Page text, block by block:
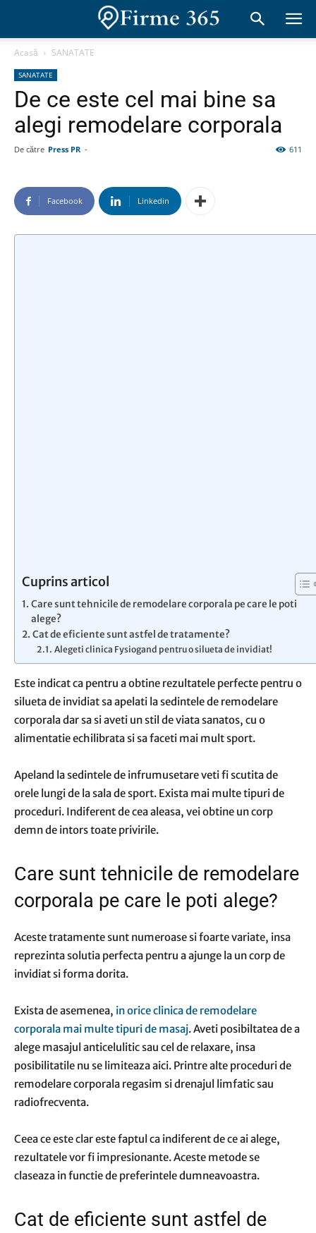
Acasă SANATATE
SANATATE
De ce este cel mai bine sa
alegi remodelare corporala
De către Press PR - 611
Facebook Linkedin
Cuprins articol
Care sunt tehnicile de remodelare corporala pe care le poti
alege?
Cat de eficiente sunt astfel de tratamente?
Alegeti clinica Fysiogand pentru o silueta de invidiat!
Este indicat ca pentru a obtine rezultatele perfecte pentru o
silueta de invidiat sa apelati la sedintele de remodelare
corporala dar sa si aveti un stil de viata sanatos, cu o
alimentatie echilibrata si sa faceti mai mult sport.
Apeland la sedintele de infrumusetare veti fi scutita de
orele lungi de la sala de sport. Exista mai multe tipuri de
proceduri. Indiferent de cea aleasa, vei obtine un corp
demn de intors toate privirile.
Care sunt tehnicile de remodelare
corporala pe care le poti alege?
Aceste tratamente sunt numeroase si foarte variate, insa
reprezinta solutia perfecta pentru a ajunge la un corp de
invidiat si forma dorita.
Exista de asemenea, in orice clinica de remodelare
corporala mai multe tipuri de masaj. Aveti posibiltatea de a
alege masajul anticelulitic sau cel de relaxare, insa
posibilitatile nu se limiteaza aici. Printre alte proceduri de
remodelare corporala regasim si drenajul limfatic sau
radiofrecventa.
Ceea ce este clar este faptul ca indiferent de ce ai alege,
rezultatele vor fi impresionante. Aceste metode se
claseaza in functie de preferintele dumneavoastra.
Cat de eficiente sunt astfel de